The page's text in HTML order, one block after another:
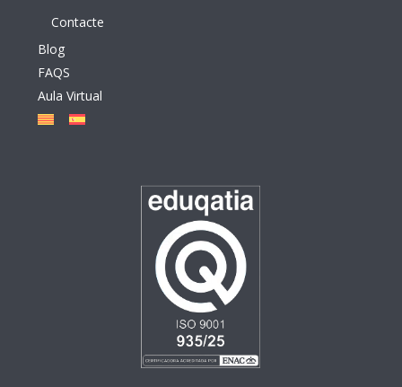
Contacte
Blog
FAQS
Aula Virtual